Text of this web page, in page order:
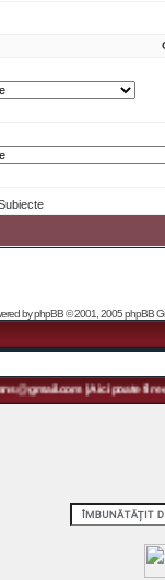
byphpBB© 2001, 2005 phpBB
| Aici poate fi